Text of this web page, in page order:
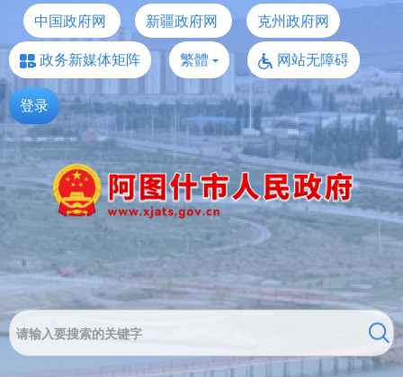
中国政府网 新疆政府网
克州政府网
政务新媒体矩阵
繁體 网站无障碍
登录